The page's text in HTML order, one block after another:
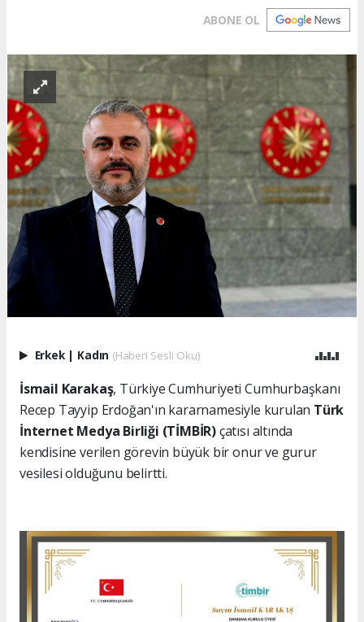
ABONE OL
Erkek | Kadın (Haberi Sesli Oku)
İsmail Karakaş, Türkiye Cumhuriyeti Cumhurbaşkanı
Recep Tayyip Erdoğan'ın kararnamesiyle kurulan Türk
İnternet Medya Birliği (TİMBİR)çatısı altında
kendisine verilen görevin büyük bir onur ve gurur
vesilesi olduğunu belirtti.